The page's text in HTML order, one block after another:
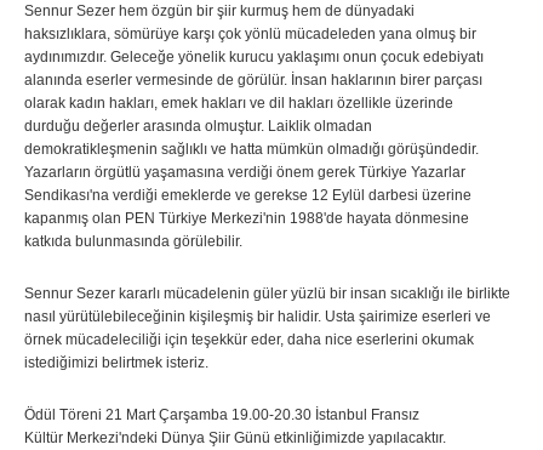
Sennur Sezer hem özgün bir şiir kurmuş hem de dünyadaki
haksızlıklara, sömürüye karşı çok yönlü mücadeleden yana olmuş bir
aydınımızdır. Geleceğe yönelik kurucu yaklaşımı onun çocuk edebiyatı
alanında eserler vermesinde de görülür. İnsan haklarının birer parçası
olarak kadın hakları, emek hakları ve dil hakları özellikle üzerinde
durduğu değerler arasında olmuştur. Laiklik olmadan
demokratikleşmenin sağlıklı ve hatta mümkün olmadığı görüşündedir.
Yazarların örgütlü yaşamasına verdiği önem gerek Türkiye Yazarlar
Sendikası'na verdiği emeklerde ve gerekse 12 Eylül darbesi üzerine
kapanmış olan PEN Türkiye Merkezi'nin 1988'de hayata dönmesine
katkıda bulunmasında görülebilir.
Sennur Sezer kararlı mücadelenin güler yüzlü bir insan sıcaklığı ile birlikte
nasıl yürütülebileceğinin kişileşmiş bir halidir. Usta şairimize eserleri ve
örnek mücadeleciliği için teşekkür eder, daha nice eserlerini okumak
istediğimizi belirtmek isteriz.
Ödül Töreni 21 Mart Çarşamba 19.00-20.30 İstanbul Fransız
Kültür Merkezi'ndeki Dünya Şiir Günü etkinliğimizde yapılacaktır.